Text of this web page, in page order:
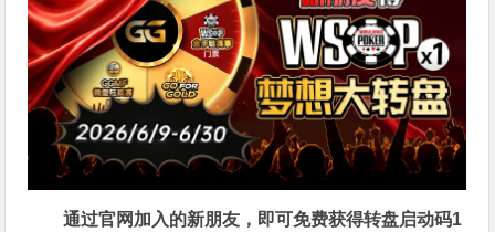
通过官网加入的新朋友，即可免费获得转盘启动码1